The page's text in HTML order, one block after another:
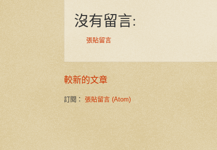
沒有留言:
張貼留言
較新的文章
訂閱： 張貼留言 (Atom)